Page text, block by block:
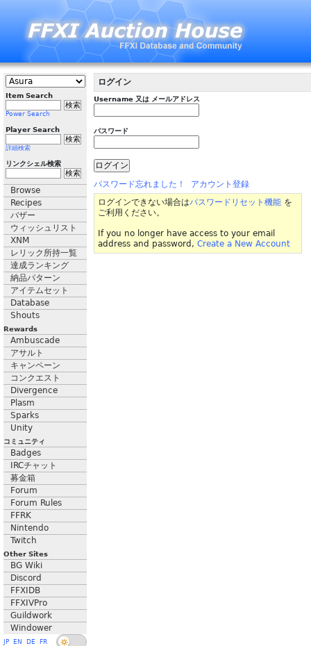
Item Search
Power Search
Player Search
詳細検索
リンクシェル検索
Browse
Recipes
バザー
ウィッシュリスト
XNM
レリック所持一覧
達成ランキング
納品パターン
アイテムセット
Database
Shouts
Rewards
Ambuscade
アサルト
キャンペーン
コンクエスト
Divergence
Plasm
Sparks
Unity
コミュニティ
Badges
IRCチャット
募金箱
Forum
Forum Rules
FFRK
Nintendo
Twitch
Other Sites
BG Wiki
Discord
FFXIDB
FFXIVPro
Guildwork
Windower
JP EN DE FR
ログイン
Username 又は メールアドレス
パスワード
パスワード忘れました！
アカウント登録
ログインできない場合はパスワードリセット機能 を
ご利用ください。
If you no longer have access to your email
address and password, Create a New Account